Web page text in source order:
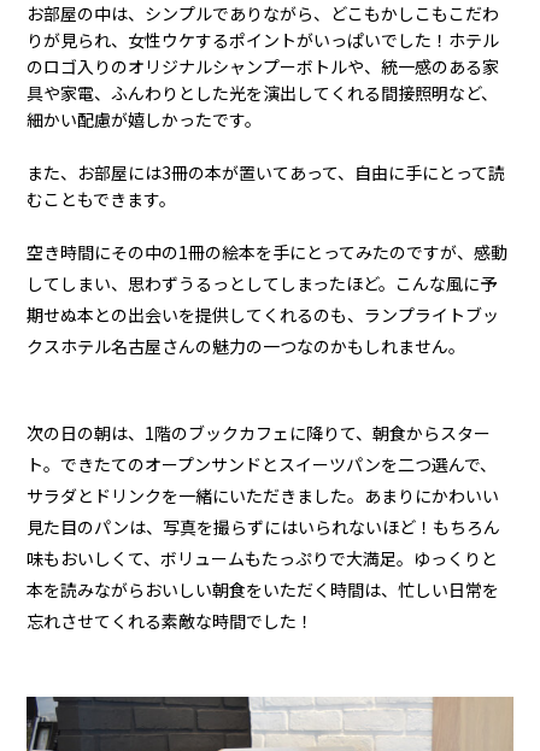
お部屋の中は、シンプルでありながら、どこもかしこもこだわ
りが見られ、女性ウケするポイントがいっぱいでした！ホテル
のロゴ入りのオリジナルシャンプーボトルや、統一感のある家
具や家電、ふんわりとした光を演出してくれる間接照明など、
細かい配慮が嬉しかったです。
また、お部屋には3冊の本が置いてあって、自由に手にとって読
むこともできます。
空き時間にその中の1冊の絵本を手にとってみたのですが、感動
してしまい、思わずうるっとしてしまったほど。こんな風に予
期せぬ本との出会いを提供してくれるのも、ランプライトブッ
クスホテル名古屋さんの魅力の一つなのかもしれません。
次の日の朝は、1階のブックカフェに降りて、朝食からスター
ト。できたてのオープンサンドとスイーツパンを二つ選んで、
サラダとドリンクを一緒にいただきました。あまりにかわいい
見た目のパンは、写真を撮らずにはいられないほど！もちろん
味もおいしくて、ボリュームもたっぷりで大満足。ゆっくりと
本を読みながらおいしい朝食をいただく時間は、忙しい日常を
忘れさせてくれる素敵な時間でした！